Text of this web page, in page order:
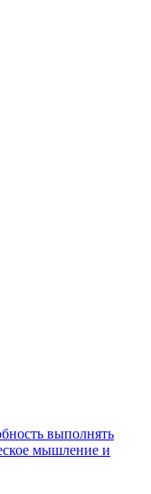
выполнять
мышление и